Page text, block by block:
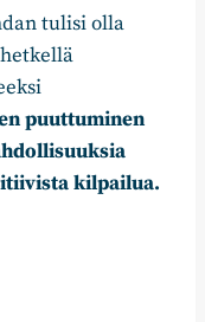
tulisi olla
puuttuminen
kilpailua.